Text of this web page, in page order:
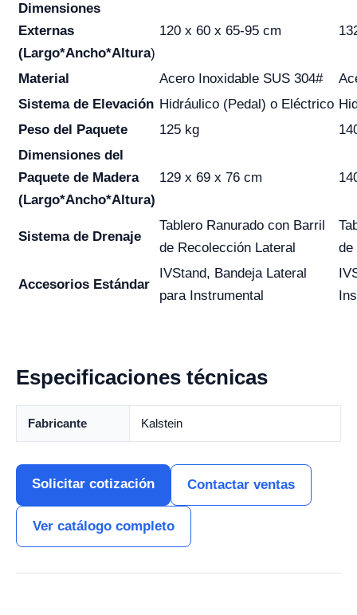
Dimensiones
Externas
(Largo*Ancho*Altura)
120 x 60 x 65-95 cm
Material Acero Inoxidable SUS 304#
Sistema de Elevación Hidráulico (Pedal) o Eléctrico
Peso del Paquete
125 kg
Dimensiones del
Paquete de Madera
(Largo*Ancho*Altura)
129 x 69 x 76 cm
Sistema de Drenaje
Tablero Ranurado con Barril
de Recolección Lateral
de
Accesorios Estándar
IVStand, Bandeja Lateral
para Instrumental
Especificaciones técnicas
Fabricante Kalstein
Solicitar cotización Contactar ventas
Ver catálogo completo